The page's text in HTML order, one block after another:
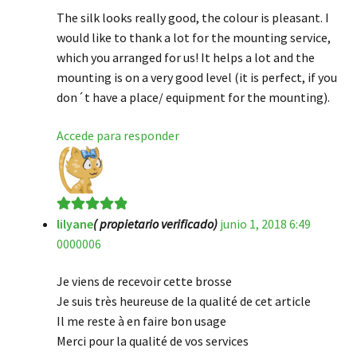
The silk looks really good, the colour is pleasant. I
would like to thank a lot for the mounting service,
which you arranged for us! It helps a lot and the
mounting is on a very good level (it is perfect, if you
don´t have a place/ equipment for the mounting).
Accede para responder
Valorado en5
de 5
lilyane( propietario verificado) junio 1, 2018 6:49
0000006
Je viens de recevoir cette brosse
Je suis très heureuse de la qualité de cet article
Il me reste à en faire bon usage
Merci pour la qualité de vos services